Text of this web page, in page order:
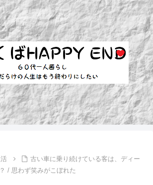
古い車に乗り続けている客は、ディー
/ 思わず笑みがこぼれた